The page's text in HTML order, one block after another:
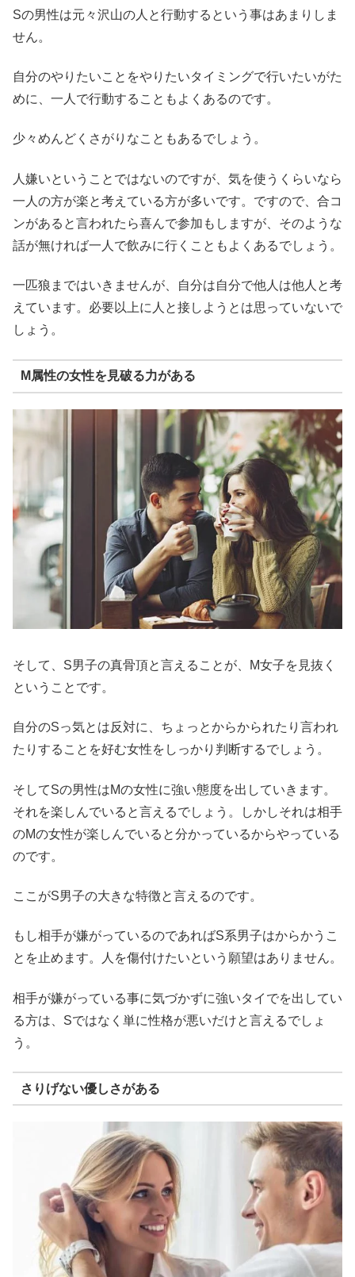
Sの男性は元々沢山の人と行動するという事はあまりしま
せん。
自分のやりたいことをやりたいタイミングで行いたいがた
めに、一人で行動することもよくあるのです。
少々めんどくさがりなこともあるでしょう。
人嫌いということではないのですが、気を使うくらいなら
一人の方が楽と考えている方が多いです。ですので、合コ
ンがあると言われたら喜んで参加もしますが、そのような
話が無ければ一人で飲みに行くこともよくあるでしょう。
一匹狼まではいきませんが、自分は自分で他人は他人と考
えています。必要以上に人と接しようとは思っていないで
しょう。
M属性の女性を見破る力がある
そして、S男子の真骨頂と言えることが、M女子を見抜く
ということです。
自分のSっ気とは反対に、ちょっとからかられたり言われ
たりすることを好む女性をしっかり判断するでしょう。
そしてSの男性はMの女性に強い態度を出していきます。
それを楽しんでいると言えるでしょう。しかしそれは相手
のMの女性が楽しんでいると分かっているからやっている
のです。
ここがS男子の大きな特徴と言えるのです。
もし相手が嫌がっているのであればS系男子はからかうこ
とを止めます。人を傷付けたいという願望はありません。
相手が嫌がっている事に気づかずに強いタイでを出してい
る方は、Sではなく単に性格が悪いだけと言えるでしょ
う。
さりげない優しさがある